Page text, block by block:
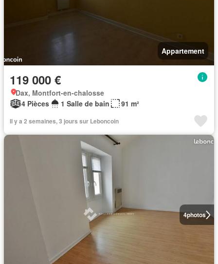
Appartement
119 000 €
Dax, Montfort-en-chalosse
4 Pièces
1 Salle de bain 91 m²
Il y a 2 semaines, 3 jours sur Leboncoin
4photos